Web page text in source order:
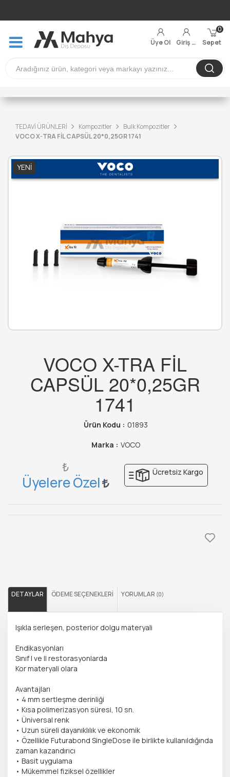
Üye Ol Giriş Yap Sepet
0
TEDAVİ ÜRÜNLERİ Kompozitler
Bulk Kompozitler
VOCO X-TRA FİL CAPSÜL 20*0,25GR 1741
YENI
VOCO X-TRA FİL
CAPSÜL 20*0,25GR
1741
Ürün Kodu : 01893
Marka : VOCO
₺
Üyelere Özel
Ücretsiz Kargo
DETAYLAR ÖDEME SEÇENEKLERI YORUMLAR (0)
Işıkla serleşen, posterior dolgu materyali
Endikasyonları
Sınıf I ve II restorasyonlarda
Kor materyali olara
Avantajları
• 4 mm sertleşme derinliği
• Kısa polimerizasyon süresi, 10 sn.
• Üniversal renk
• Uzun süreli dayanıklılık ve ekonomik
• Özellikle Futurabond SingleDose ile birlikte kullanıldığında
zaman kazandırıcı
• Basit uygulama
• Mükemmel fiziksel özellikler